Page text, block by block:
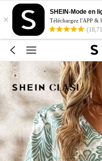
×
SHEIN-Mode en
Téléchargez l'APP &